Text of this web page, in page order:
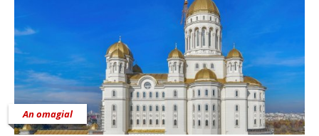
An omagial